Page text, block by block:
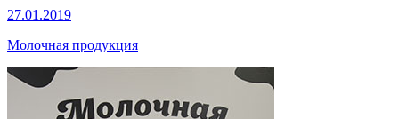
27.01.2019
Молочная продукция